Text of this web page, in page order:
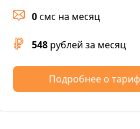
0смс на месяц
548 рублей за месяц
Подробнее о